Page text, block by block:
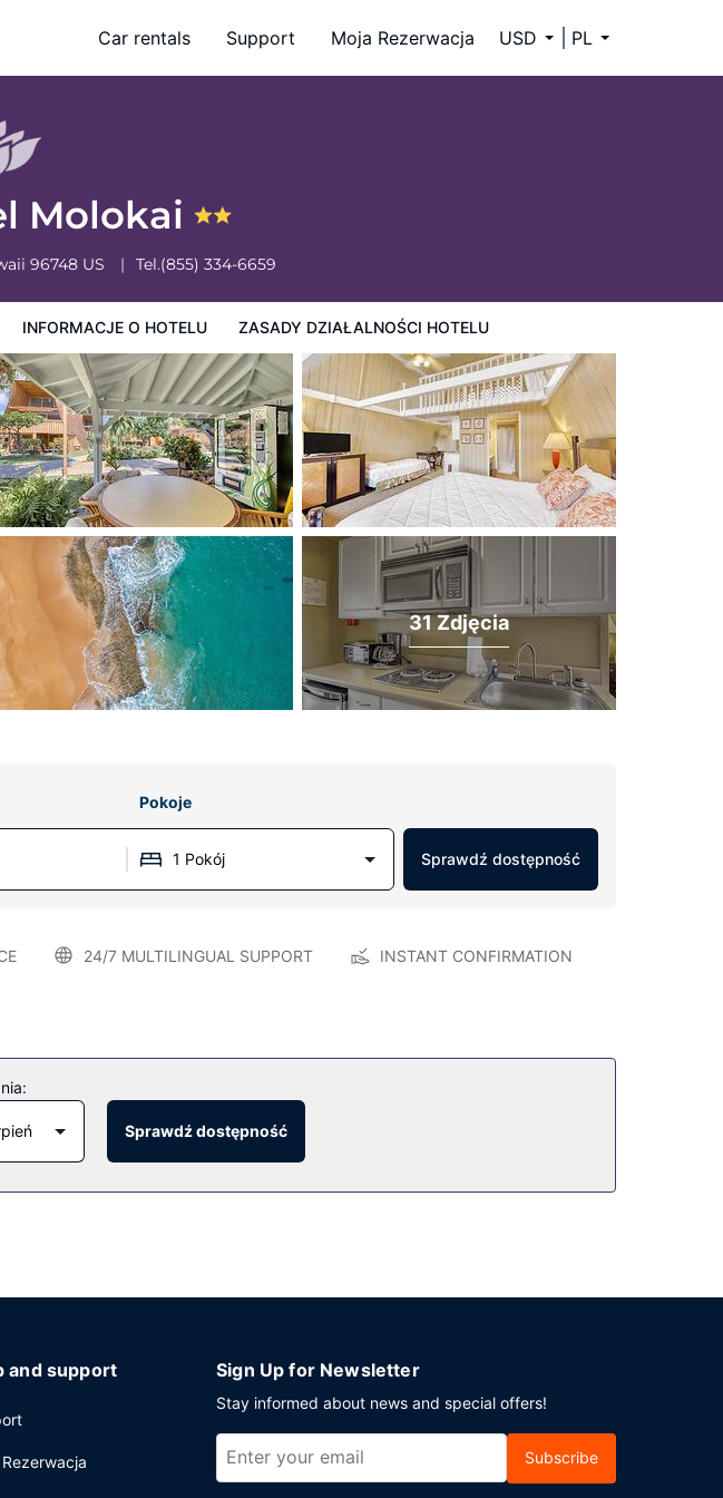
Car rentals Support Moja Rezerwacja USD PL
Molokai
96748 US Tel.(855) 334-6659
INFORMACJE O HOTELU ZASADY DZIAŁALNOŚCI HOTELU
hotelu
31 Zdjęcia
Pokoje
1 Pokój Sprawdź dostępność
24/7 MULTILINGUAL SUPPORT INSTANT CONFIRMATION
Sprawdź dostępność
and support Sign Up for Newsletter
Stay informed about news and special offers!
Subscribe